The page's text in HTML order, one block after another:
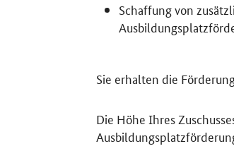
Schaffung von
Sie erhalten die
Die Höhe Ihres